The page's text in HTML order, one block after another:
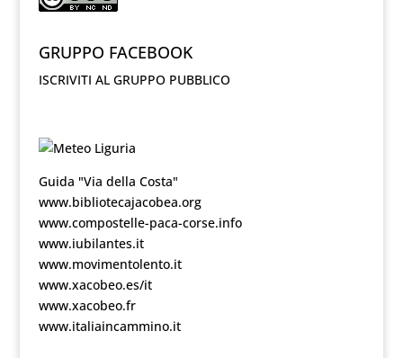
GRUPPO FACEBOOK
ISCRIVITI AL GRUPPO PUBBLICO
Guida "Via della Costa"
www.bibliotecajacobea.org
www.compostelle-paca-corse.info
www.iubilantes.it
www.movimentolento.it
www.xacobeo.es/it
www.xacobeo.fr
www.italiaincammino.it